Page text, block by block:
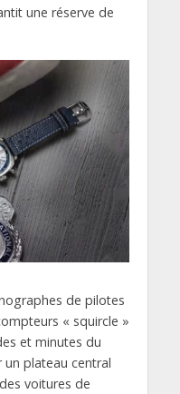
une réserve de
de pilotes
« squircle »
et minutes du
plateau central
voitures de